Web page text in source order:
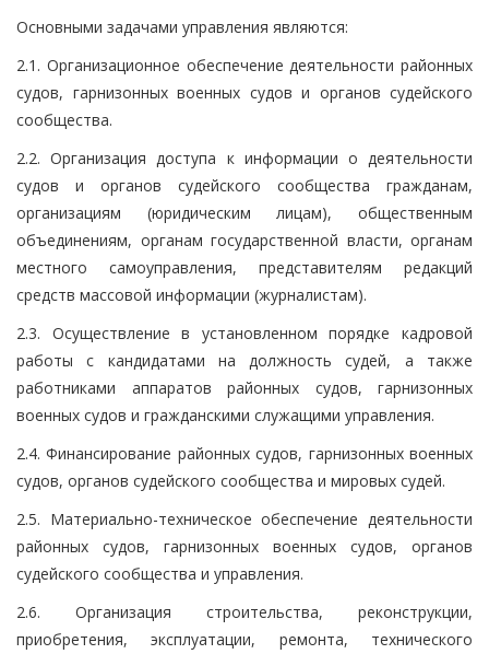
Основными задачами управления являются:
2.1. Организационное обеспечение деятельности районных
судов, гарнизонных военных судов и органов судейского
сообщества.
2.2. Организация доступа к информации о деятельности
судов и органов судейского сообщества гражданам,
организациям (юридическим лицам), общественным
объединениям, органам государственной власти, органам
местного самоуправления, представителям редакций
средств массовой информации (журналистам).
2.3. Осуществление в установленном порядке кадровой
работы с кандидатами на должность судей, а также
работниками аппаратов районных судов, гарнизонных
военных судов и гражданскими служащими управления.
2.4. Финансирование районных судов, гарнизонных военных
судов, органов судейского сообщества и мировых судей.
2.5. Материально-техническое обеспечение деятельности
районных судов, гарнизонных военных судов, органов
судейского сообщества и управления.
2.6. Организация строительства, реконструкции,
приобретения, эксплуатации, ремонта, технического